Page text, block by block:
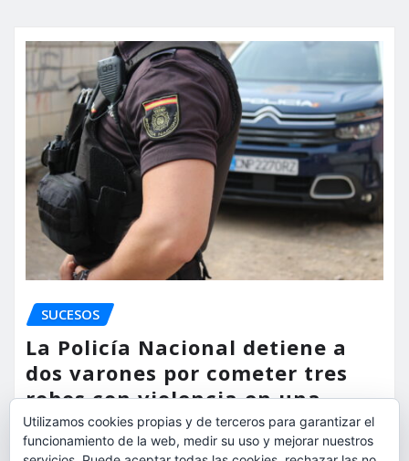
SUCESOS
La Policía Nacional detiene a
dos varones por cometer tres
robos con violencia en una
misma mañana
Utilizamos cookies propias y de terceros para garantizar el
funcionamiento de la web, medir su uso y mejorar nuestros